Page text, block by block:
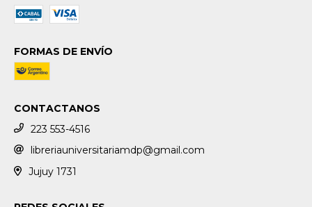
FORMAS DE ENVÍO
CONTACTANOS
223 553-4516
libreriauniversitariamdp@gmail.com
Jujuy 1731